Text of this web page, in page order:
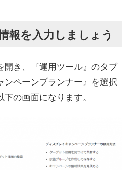
報を入力しましょう
開き、『運用ツール』のタブ
ンペーンプランナー』を選択
の画面になります。